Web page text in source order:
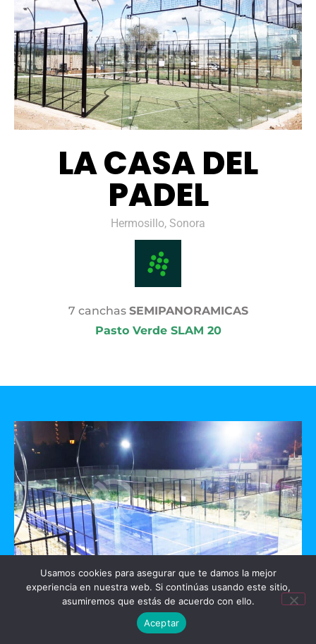
LA CASA DEL
PADEL
Hermosillo, Sonora
7 canchas SEMIPANORAMICAS
Pasto Verde SLAM 20
GO PADEL
Usamos cookies para asegurar que te damos la mejor
experiencia en nuestra web. Si continúas usando este sitio,
asumiremos que estás de acuerdo con ello.
Aceptar